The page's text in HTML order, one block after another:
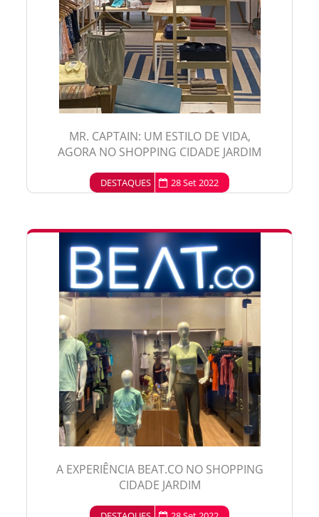
MR. CAPTAIN: UM ESTILO DE VIDA,
AGORA NO SHOPPING CIDADE JARDIM
DESTAQUES 28 Set 2022
A EXPERIÊNCIA BEAT.CO NO SHOPPING
CIDADE JARDIM